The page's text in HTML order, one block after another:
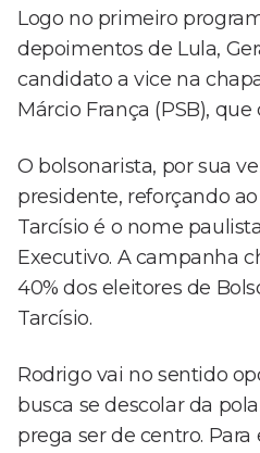
Logo no primeiro
depoimentos de Lula,
candidato a vice na
Márcio França (PSB),
O bolsonarista, por sua
presidente, reforçando
Tarcísio é o nome
Executivo. A campanha
40% dos eleitores de
Tarcísio.
Rodrigo vai no sentido
busca se descolar da
prega ser de centro. Para